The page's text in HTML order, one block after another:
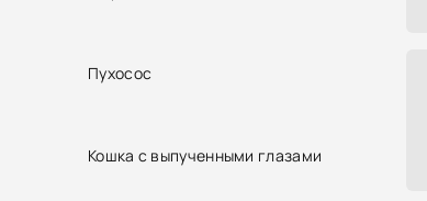
Пухосос
Кошка с выпученными глазами